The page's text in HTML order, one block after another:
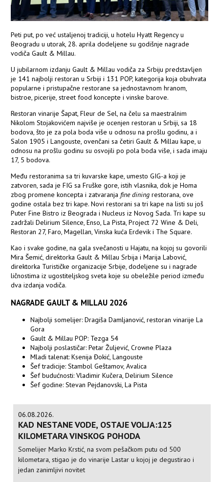
Peti put, po već ustaljenoj tradiciji, u hotelu Hyatt Regency u
Beogradu u utorak, 28. aprila dodeljene su godišnje nagrade
vodiča Gault & Millau.
U jubilarnom izdanju Gault & Millau vodiča za Srbiju predstavljen
je 141 najbolji restoran u Srbiji i 131 POP, kategorija koja obuhvata
popularne i pristupačne restorane sa jednostavnom hranom,
bistroe, picerije, street food koncepte i vinske barove.
Restoran vinarije Šapat, Fleur de Sel, na čelu sa maestralnim
Nikolom Stojakovićem najviše je ocenjen restoran u Srbiji, sa 18
bodova, što je za pola boda više u odnosu na prošlu godinu, a i
Salon 1905 i Langouste, ovenčani sa četiri Gault & Millau kape, u
odnosu na prošlu godinu su osvojili po pola boda više, i sada imaju
17, 5 bodova.
Među restoranima sa tri kuvarske kape, umesto GIG-a koji je
zatvoren, sada je FIG sa Fruške gore, istih vlasnika, dok je Homa
zbog promene koncepta i zatvaranja fine dining restorana, ove
godine ostala bez tri kape. Novi restorani sa tri kape na listi su još
Puter Fine Bistro iz Beograda i Nucleus iz Novog Sada. Tri kape su
zadržali Delirium Silence, Enso, La Pista, Project 72 Wine & Deli,
Restoran 27, Faro, Magellan, Vinska kuća Erdevik i The Square.
Kao i svake godine, na gala svečanosti u Hajatu, na kojoj su govorili
Mira Šemić, direktorka Gault & Millau Srbija i Marija Labović,
direktorka Turističke organizacije Srbije, dodeljene su i nagrade
ličnostima iz ugostiteljskog sveta koje su obeležile period između
dva izdanja vodiča.
NAGRADE GAULT & MILLAU 2026
Najbolji somelijer: Dragiša Damljanović, restoran vinarije La
Gora
Gault & Millau POP: Tezga 54
Najbolji poslastičar: Petar Žuljević, Crowne Plaza
Mladi talenat: Ksenija Đokić, Langouste
Šef tradicije: Stambol Geštamov, Avalica
Šef budućnosti: Vladimir Kučera, Delirium Silence
Šef godine: Stevan Pejdanovski, La Pista
06.08.2026.
KAD NESTANE VODE, OSTAJE VOLJA:125
KILOMETARA VINSKOG POHODA
Somelijer Marko Krstić, na svom pešačkom putu od 500
kilometara, stigao je do vinarije Lastar u kojoj je degustirao i
jedan zanimljivi novitet